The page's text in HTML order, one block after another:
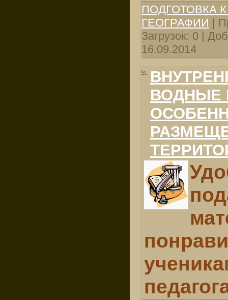
ПОДГОТОВКА
ГЕОГРАФИИ |
Загрузок: 0 |
16.09.2014
ВОДНЫЕ